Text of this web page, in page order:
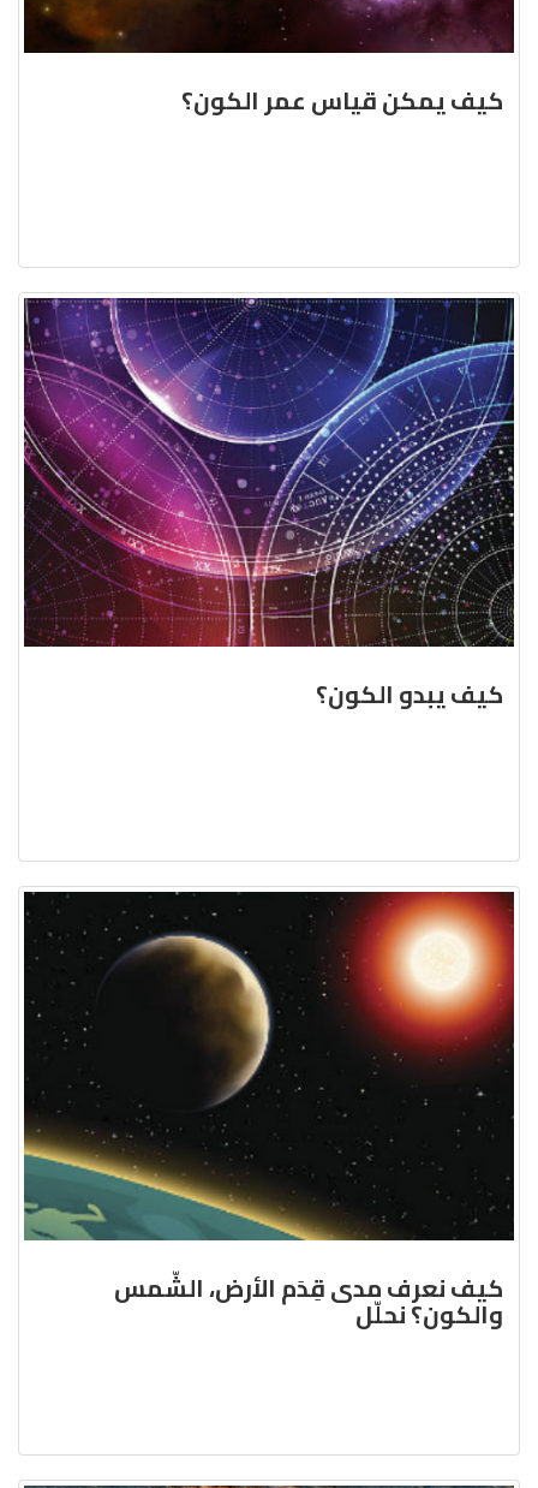
كيف يمكن قياس عمر الكون؟
كيف يبدو الكون؟
كيف نعرف مدى قِدَم الأرض، الشّمس
والكون؟ نحلّل